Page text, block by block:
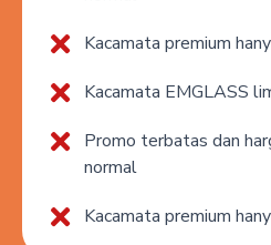
Kacamata premium
Kacamata EMGLASS
Promo terbatas dan
normal
Kacamata premium